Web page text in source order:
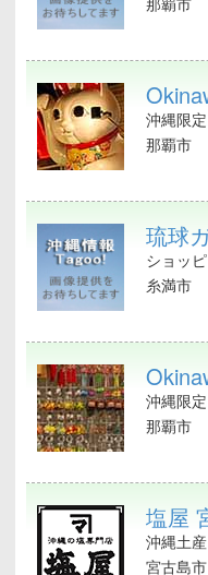
沖縄限
那覇市
琉球
ショッ
糸満市
沖縄限
那覇市
塩屋
沖縄土
宮古島市